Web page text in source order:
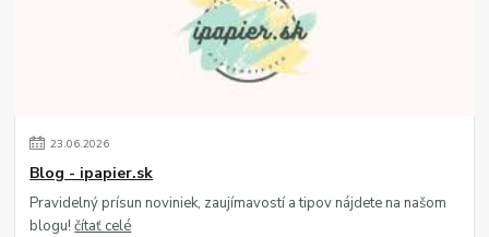
23.06.2026
Blog - ipapier.sk
Pravidelný prísun noviniek, zaujímavostí a tipov nájdete na našom
blogu!čítať celé